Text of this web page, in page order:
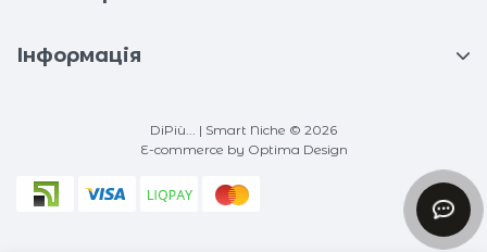
Інформація
DiPiù... | Smart Niche © 2026
E-commerce by Optima Design